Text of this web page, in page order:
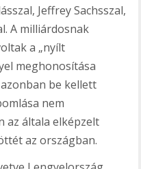
Jeffrey Sachsszal,
A milliárdosnak
a „nyílt
meghonosítása
be kellett
nem
az általa elképzelt
az országban.